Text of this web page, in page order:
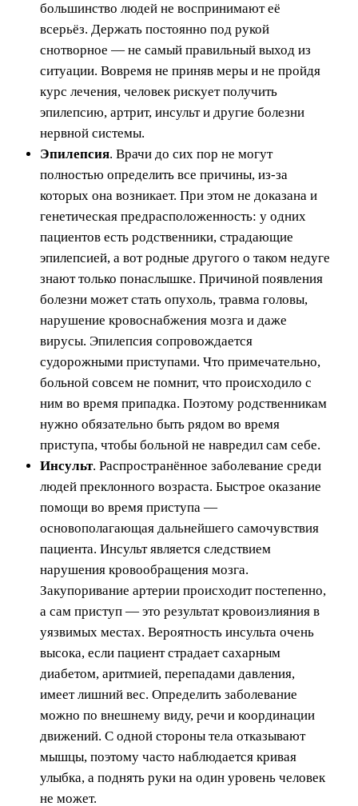
большинство людей не воспринимают её
всерьёз. Держать постоянно под рукой
снотворное — не самый правильный выход из
ситуации. Вовремя не приняв меры и не пройдя
курс лечения, человек рискует получить
эпилепсию, артрит, инсульт и другие болезни
нервной системы.
Эпилепсия. Врачи до сих пор не могут
полностью определить все причины, из-за
которых она возникает. При этом не доказана и
генетическая предрасположенность: у одних
пациентов есть родственники, страдающие
эпилепсией, а вот родные другого о таком недуге
знают только понаслышке. Причиной появления
болезни может стать опухоль, травма головы,
нарушение кровоснабжения мозга и даже
вирусы. Эпилепсия сопровождается
судорожными приступами. Что примечательно,
больной совсем не помнит, что происходило с
ним во время припадка. Поэтому родственникам
нужно обязательно быть рядом во время
приступа, чтобы больной не навредил сам себе.
Инсульт. Распространённое заболевание среди
людей преклонного возраста. Быстрое оказание
помощи во время приступа —
основополагающая дальнейшего самочувствия
пациента. Инсульт является следствием
нарушения кровообращения мозга.
Закупоривание артерии происходит постепенно,
а сам приступ — это результат кровоизлияния в
уязвимых местах. Вероятность инсульта очень
высока, если пациент страдает сахарным
диабетом, аритмией, перепадами давления,
имеет лишний вес. Определить заболевание
можно по внешнему виду, речи и координации
движений. С одной стороны тела отказывают
мышцы, поэтому часто наблюдается кривая
улыбка, а поднять руки на один уровень человек
не может.